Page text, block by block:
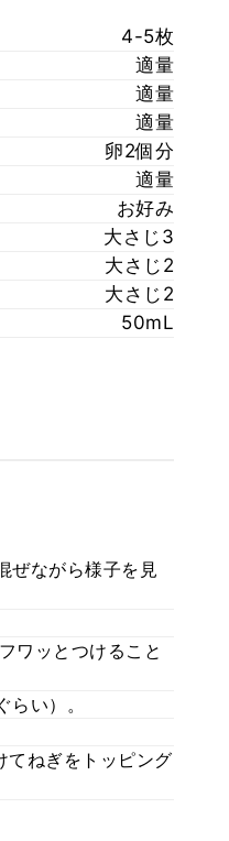
4-5枚
適量
適量
適量
卵2個分
適量
お好み
大さじ3
大さじ2
大さじ2
50mL
ぜながら様子を見
ワッとつけること
い）。
てねぎをトッピング